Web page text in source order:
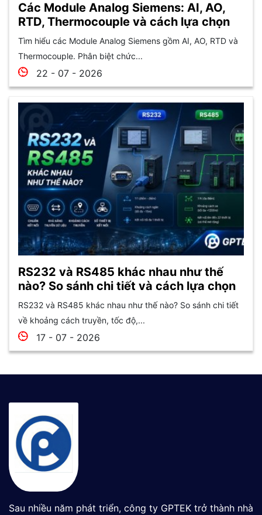
Các Module Analog Siemens: AI, AO,
RTD, Thermocouple và cách lựa chọn
Tìm hiểu các Module Analog Siemens gồm AI, AO, RTD và
Thermocouple. Phân biệt chức...
22 - 07 - 2026
RS232 và RS485 khác nhau như thế
nào? So sánh chi tiết và cách lựa chọn
RS232 và RS485 khác nhau như thế nào? So sánh chi tiết
về khoảng cách truyền, tốc độ,...
17 - 07 - 2026
Sau nhiều năm phát triển, công ty GPTEK trở thành nhà